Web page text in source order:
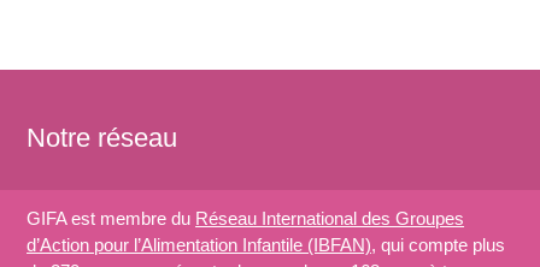
Notre réseau
GIFA est membre du Réseau International des Groupes
d’Action pour l’Alimentation Infantile (IBFAN), qui compte plus